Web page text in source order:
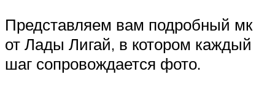
Представляем вам подробный мк
от Лады Лигай, в котором каждый
шаг сопровождается фото.